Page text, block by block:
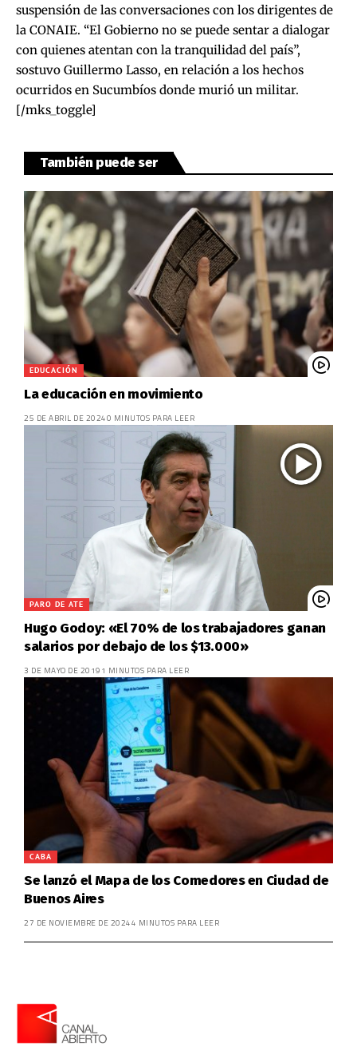
suspensión de las conversaciones con los dirigentes de
la CONAIE. “El Gobierno no se puede sentar a dialogar
con quienes atentan con la tranquilidad del país”,
sostuvo Guillermo Lasso, en relación a los hechos
ocurridos en Sucumbíos donde murió un militar.
[/mks_toggle]
También puede ser
EDUCACIÓN
La educación en movimiento
25 DE ABRIL DE 20240 MINUTOS PARA LEER
PARO DE ATE
Hugo Godoy: «El 70% de los trabajadores ganan
salarios por debajo de los $13.000»
3 DE MAYO DE 2019 1 MINUTOS PARA LEER
CABA
Se lanzó el Mapa de los Comedores en Ciudad de
Buenos Aires
27 DE NOVIEMBRE DE 20244 MINUTOS PARA LEER